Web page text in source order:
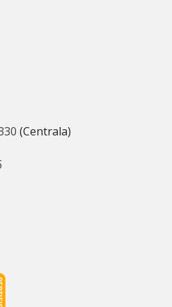
(Centrala)